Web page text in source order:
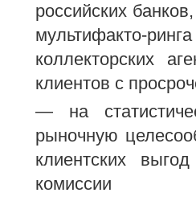
российских
мультифакто-
коллекторских
клиентов с
— на
рыночную
клиентских
комиссии